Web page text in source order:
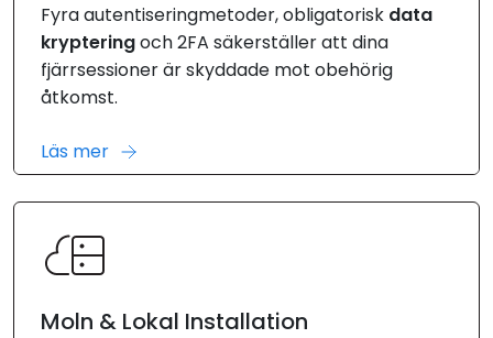
Fyra autentiseringmetoder, obligatorisk data
krypteringoch 2FA säkerställer att dina
fjärrsessioner är skyddade mot obehörig
åtkomst.
Läs mer
Moln & Lokal Installation